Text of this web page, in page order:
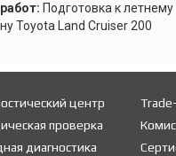
Подготовка к летнему
Toyota Land Cruiser 200
центр
проверка
диагностика